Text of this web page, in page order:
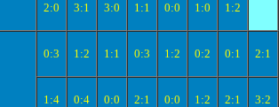
2:0 3:1 3:0 1:1 0:0 1:0 1:2
0:3 1:2 1:1 0:3 1:2 0:2 0:1 2:1
1:4 0:4 0:0 2:1 0:0 1:2 2:1 3:2